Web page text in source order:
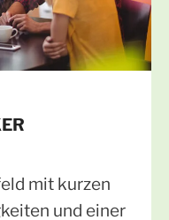
mit kurzen
und einer